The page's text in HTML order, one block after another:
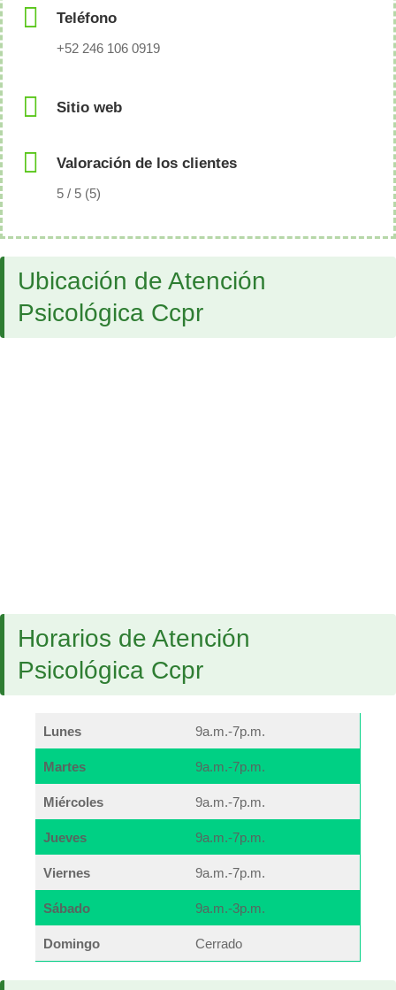
Teléfono
+52 246 106 0919
Sitio web
Valoración de los clientes
5 / 5 (5)
Ubicación de Atención
Psicológica Ccpr
Horarios de Atención
Psicológica Ccpr
Lunes 9a.m.-7p.m.
Martes 9a.m.-7p.m.
Miércoles 9a.m.-7p.m.
Jueves 9a.m.-7p.m.
Viernes 9a.m.-7p.m.
Sábado 9a.m.-3p.m.
Domingo Cerrado